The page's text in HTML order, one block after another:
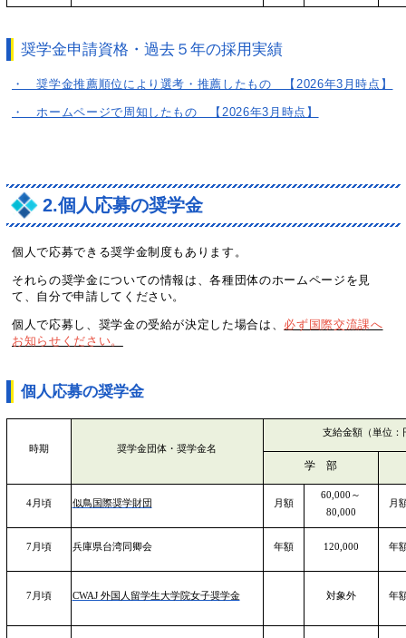
奨学金申請資格・過去５年の採用実績
・ 奨学金推薦順位により選考・推薦したもの 【2026年3月時点】
・ ホームページで周知したもの 【2026年3月時点】
2.個人応募の奨学金
個人で応募できる奨学金制度もあります。
それらの奨学金についての情報は、各種団体のホームページを見
て、自分で申請してください。
個人で応募し、奨学金の受給が決定した場合は、 必ず国際交流課へ
お知らせください。
個人応募の奨学金
時期 奨学金団体・奨学金名
支給金額（単位：
学 部
4月頃 似鳥国際奨学財団 月額
60,000～
80,000
月
7月頃 兵庫県台湾同卿会 年額 120,000 年
7月頃 CWAJ 外国人留学生大学院女子奨学金 対象外 年